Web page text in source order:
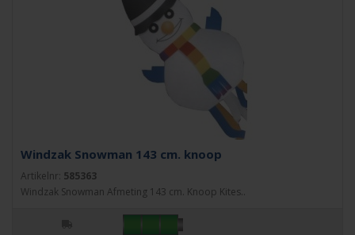
Windzak Snowman 143 cm. knoop
Artikelnr: 585363
Windzak Snowman Afmeting 143 cm. Knoop Kites..